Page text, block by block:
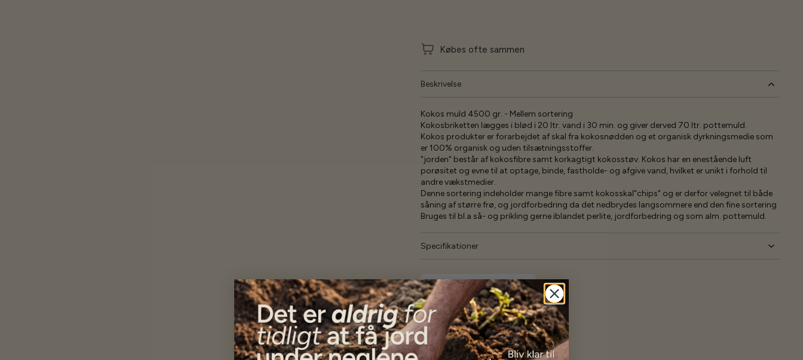
Købes ofte sammen
Beskrivelse
Kokos muld 4500 gr. - Mellem sortering
Kokosbriketten lægges i blød i 20 ltr. vand i 30 min. og giver derved 70 ltr. pottemuld.
Kokos produkter er forarbejdet af skal fra kokosnødden og et organisk dyrkningsmedie som
er 100% organisk og uden tilsætningsstoffer.
"jorden" består af kokosfibre samt korkagtigt kokosstøv. Kokos har en enestående luft
porøsitet og evne til at optage, binde, fastholde- og afgive vand, hvilket er unikt i forhold til
andre vækstmedier.
Denne sortering indeholder mange fibre samt kokosskal"chips" og er derfor velegnet til både
såning af større frø, og jordforbedring da det nedbrydes langsommere end den fine sortering
Bruges til bl.a så- og prikling gerne iblandet perlite, jordforbedring og som alm. pottemuld.
Specifikationer
Se mere af Alle produkter